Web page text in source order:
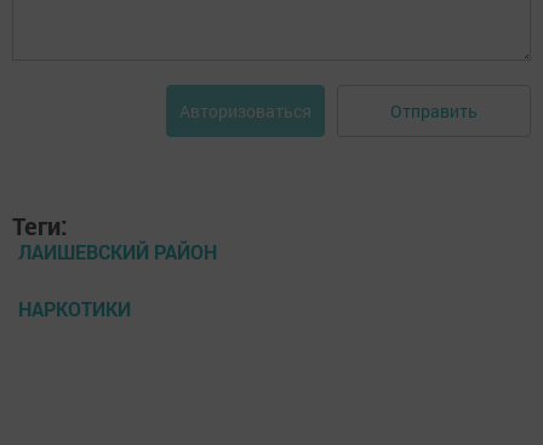
Авторизоваться Отправить
Теги:
ЛАИШЕВСКИЙ РАЙОН
НАРКОТИКИ